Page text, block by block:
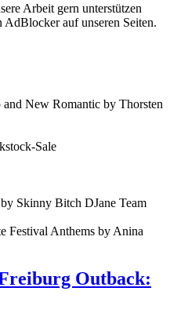
Arbeit gern unterstützen
AdBlocker auf unseren Seiten.
and New Romantic by Thorsten
Sale
Skinny Bitch DJane Team
Festival Anthems by Anina
Outback: